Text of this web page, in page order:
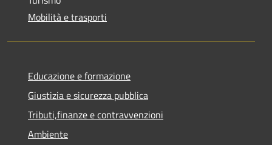
Mobilità e trasporti
Educazione e formazione
Giustizia e sicurezza pubblica
Tributi,finanze e contravvenzioni
Ambiente